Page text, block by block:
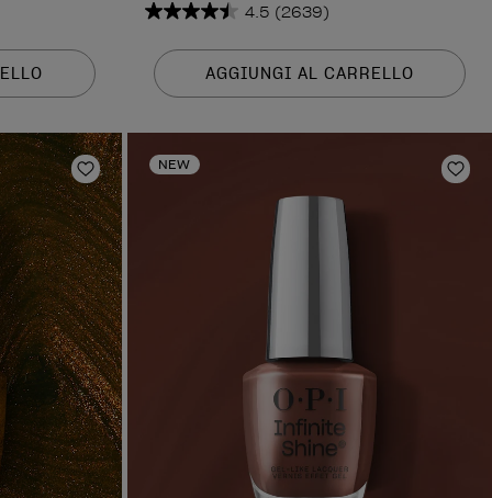
4.5 (2639)
4.5
su
5
stelle.
AGGIUNGI AL CARRELLO
Aggiungi alla lista dei desideri
NEW